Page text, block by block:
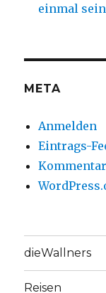
einmal sein
META
Anmelden
Eintrags-
dieWallners
Reisen